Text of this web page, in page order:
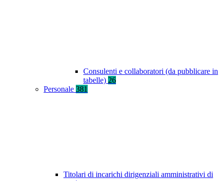
Consulenti e collaboratori (da pubblicare in
tabelle) 26
Personale 381
Titolari di incarichi dirigenziali amministrativi di